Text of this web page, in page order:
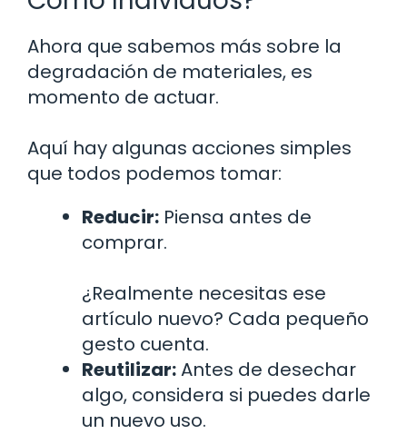
Ahora que sabemos más sobre la
degradación de materiales, es
momento de actuar.
Aquí hay algunas acciones simples
que todos podemos tomar:
Reducir: Piensa antes de
comprar.
¿Realmente necesitas ese
artículo nuevo? Cada pequeño
gesto cuenta.
Reutilizar:Antes de desechar
algo, considera si puedes darle
un nuevo uso.